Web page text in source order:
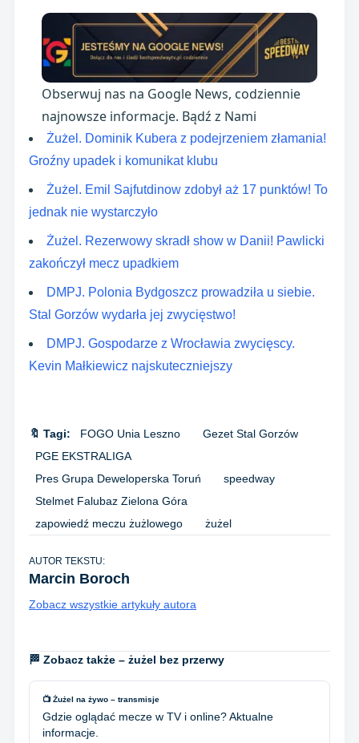
Obserwuj nas na Google News, codziennie
najnowsze informacje. Bądź z Nami
Żużel. Dominik Kubera z podejrzeniem złamania!
Groźny upadek i komunikat klubu
Żużel. Emil Sajfutdinow zdobył aż 17 punktów! To
jednak nie wystarczyło
Żużel. Rezerwowy skradł show w Danii! Pawlicki
zakończył mecz upadkiem
DMPJ. Polonia Bydgoszcz prowadziła u siebie.
Stal Gorzów wydarła jej zwycięstwo!
DMPJ. Gospodarze z Wrocławia zwycięscy.
Kevin Małkiewicz najskuteczniejszy
🔖 Tagi: FOGO Unia Leszno
Gezet Stal Gorzów
PGE EKSTRALIGA
Pres Grupa Deweloperska Toruń
speedway
Stelmet Falubaz Zielona Góra
zapowiedź meczu żużlowego
żużel
AUTOR TEKSTU:
Marcin Boroch
Zobacz wszystkie artykuły autora
🏁 Zobacz także – żużel bez przerwy
📺 Żużel na żywo – transmisje
Gdzie oglądać mecze w TV i online? Aktualne
informacje.